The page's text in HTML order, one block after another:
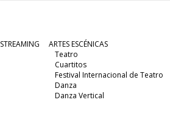
STREAMING
ARTES ESCÉNICAS
Teatro
Cuartitos
Festival Internacional de Teatro
Danza
Danza Vertical